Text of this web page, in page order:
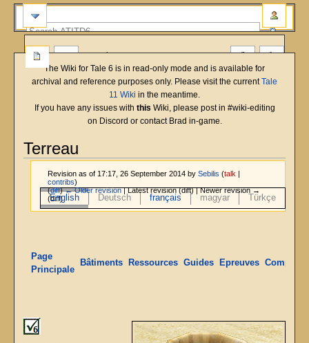
The Wiki for Tale 6 is in read-only mode and is available for
archival and reference purposes only. Please visit the currentTale
11 Wiki in the meantime.
If you have any issues with this Wiki, please post in #wiki-editing
on Discord or contact Brad in-game.
Terreau
Revision as of 17:17, 26 September 2014 bySebilis (talk |
contribs)
(diff)← Older revision| Latest revision (diff) | Newer revision →
(diff)
navigation
search
English Deutsch français magyar Türkçe
Page
Principale
Bâtiments Ressources Guides Epreuves
more